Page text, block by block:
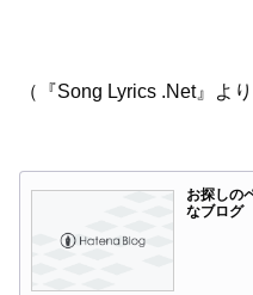
（『Song Lyrics .Net』より
お探しの
なブログ